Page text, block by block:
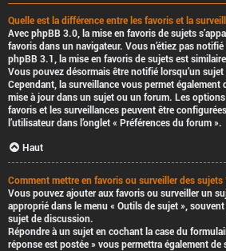
Quelle est la différence entre les favoris et la
Avec phpBB 3.0, la mise en favoris de sujets
favoris dans un navigateur. Vous n’étiez pas
phpBB 3.1, la mise en favoris de sujets est
Vous pouvez désormais être notifié lorsqu’un
Cependant, la surveillance vous permet également
mise à jour dans un sujet ou un forum. Les
favoris et les surveillances peuvent être
l’utilisateur dans l’onglet « Préférences du forum ».
Haut
Comment mettre en favoris ou surveiller des sujets
Vous pouvez ajouter aux favoris ou surveiller un
approprié dans le menu « Outils de sujet »,
sujet de discussion.
Répondre à un sujet en cochant la case du
réponse est postée » vous permettra également de